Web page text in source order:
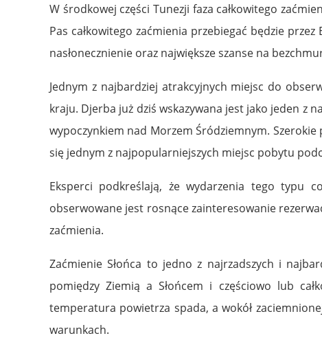
W środkowej części Tunezji faza całkowitego
Pas całkowitego zaćmienia przebiegać będzie
nasłonecznienie oraz największe szanse na
Jednym z najbardziej atrakcyjnych miejsc do
kraju. Djerba już dziś wskazywana jest jako jeden z
wypoczynkiem nad Morzem Śródziemnym.
się jednym z najpopularniejszych miejsc pobytu
Eksperci podkreślają, że wydarzenia tego typu
obserwowane jest rosnące zainteresowanie
zaćmienia.
Zaćmienie Słońca to jedno z najrzadszych i
pomiędzy Ziemią a Słońcem i częściowo lub
temperatura powietrza spada, a wokół
warunkach.